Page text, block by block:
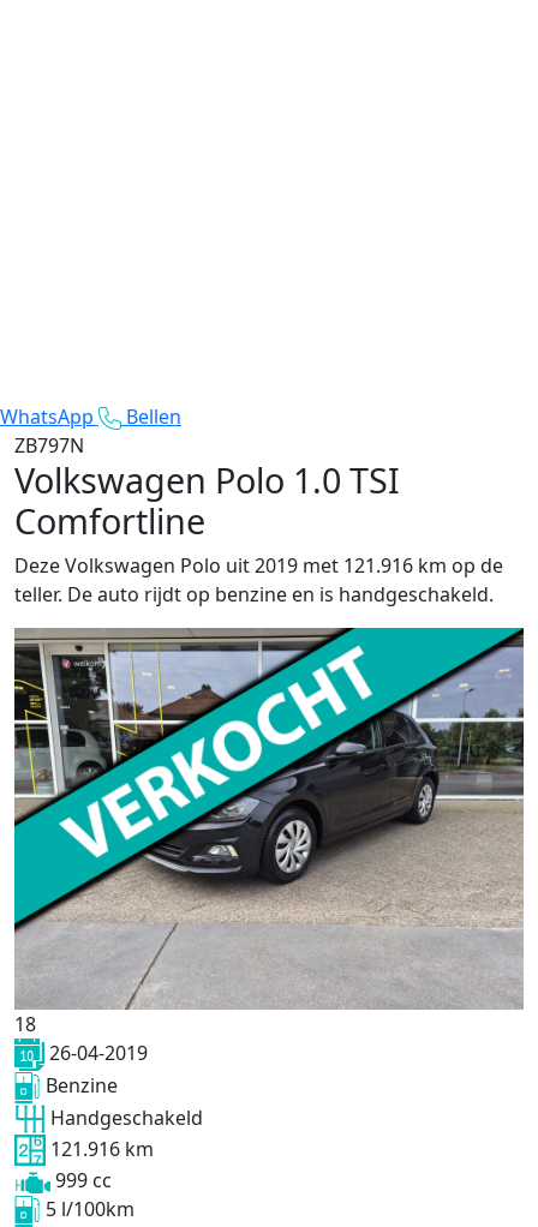
WhatsApp
Bellen
ZB797N
Volkswagen Polo 1.0 TSI
Comfortline
Deze Volkswagen Polo uit 2019 met 121.916 km op de
teller. De auto rijdt op benzine en is handgeschakeld.
18
26-04-2019
Benzine
Handgeschakeld
121.916 km
999 cc
5 l/100km